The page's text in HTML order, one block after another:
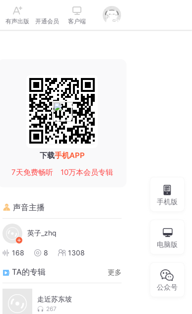
有声出版 开通会员 客户端
下载手机APP
7天免费畅听
10万本会员专辑
声音主播
英子_zhq
168 8 1308
TA的专辑 更多
走近苏东坡
267
手机版
电脑版
公众号